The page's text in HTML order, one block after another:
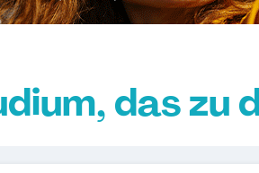
das zu